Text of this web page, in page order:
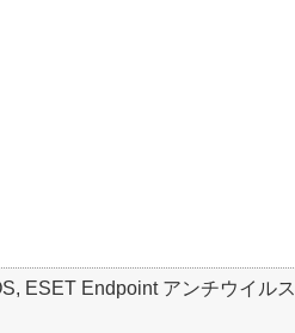
ESET Endpoint アンチウイル